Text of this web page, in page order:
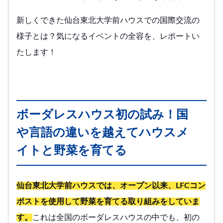
新しくできた仙台東北大学前ハウスでの国際交流の
様子とは？気になるイベントの全容を、レポートい
たします！
ボーダレスハウス初の試み！国
や言語の違いを越えてハウスメ
イトと野菜を育てる
仙台東北大学前ハウスでは、オープン以来、LFCコン
ポストを使用して野菜を育てる取り組みをしていま
す。
これは全国のボーダレスハウスの中でも、初の